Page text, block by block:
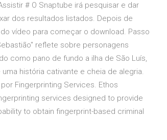
# O Snaptube irá pesquisar e dar
dos resultados listados. Depois de
vídeo para começar o download. Passo
reflete sobre personagens
como pano de fundo a ilha de São Luís,
história cativante e cheia de alegria.
Fingerprinting Services. Ethos
services designed to provide
to obtain fingerprint-based criminal